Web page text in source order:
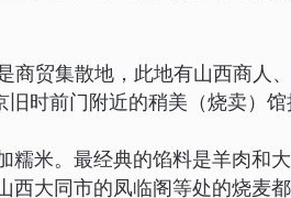
商贸集散地，此地有山西商人
旧时前门附近的稍美（烧卖）馆
糯米。最经典的馅料是羊肉和
西大同市的凤临阁等处的烧麦